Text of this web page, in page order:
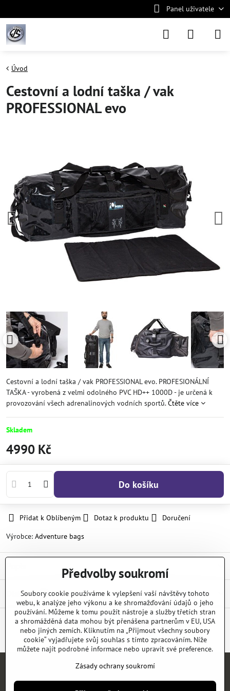
Panel uživatele
Úvod
Cestovní a lodní taška / vak
PROFESSIONAL evo
Cestovní a lodní taška / vak PROFESSIONAL evo. PROFESIONÁLNÍ
TAŠKA - vyrobená z velmi odolného PVC HD++ 1000D - je určená k
provozování všech adrenalinových vodních sportů.Čtěte více
Skladem
4990 Kč
Do košíku
Přidat k Oblíbeným Dotaz k produktu
Doručení
Výrobce: Adventure bags
Diskuse 0
FacebookTwitterBlueskyPinterestReddit LinkedInWhatsApp
E-
mail
KATALOGY NEWS
Předvolby soukromí
Soubory cookie používáme k vylepšení vaší návštěvy tohoto
webu, k analýze jeho výkonu a ke shromažďování údajů o jeho
používání. Můžeme k tomu použít nástroje a služby třetích stran
a shromážděná data mohou být přenášena partnerům v EU, USA
nebo jiných zemích. Kliknutím na „Přijmout všechny soubory
cookie“ vyjadřujete svůj souhlas s tímto zpracováním. Níže
můžete najít podrobné informace nebo upravit své preference.
Zásady ochrany soukromí